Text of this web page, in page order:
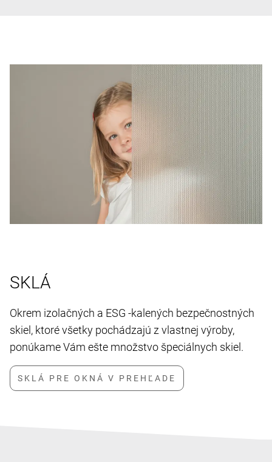
SKLÁ
Okrem izolačných a ESG -kalených bezpečnostných
skiel, ktoré všetky pochádzajú z vlastnej výroby,
ponúkame Vám ešte množstvo špeciálnych skiel.